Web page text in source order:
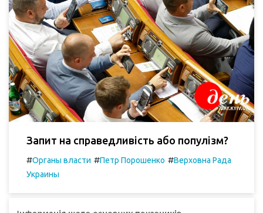
Запит на справедливість або популізм?
#Органы власти #Петр Порошенко #Верховна Рада
Украины